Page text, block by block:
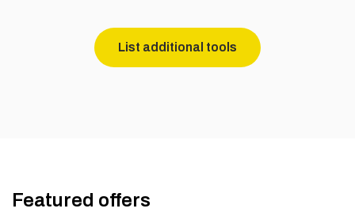
List additional tools
Featured offers